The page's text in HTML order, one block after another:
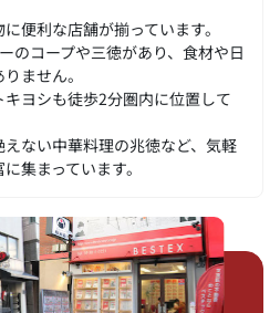
便利な店舗が揃っています。
のコープや三徳があり、食材や日
ません。
ヨシも徒歩2分圏内に位置して
ない中華料理の兆徳など、気軽
集まっています。